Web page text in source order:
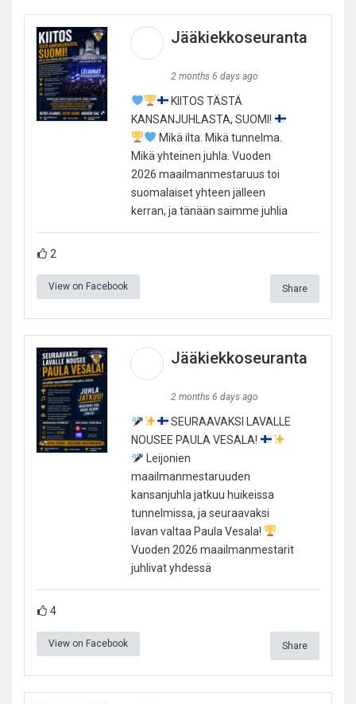
Jääkiekkoseuranta
2 months 6 days ago
KIITOS TÄSTÄ
KANSANJUHLASTA, SUOMI!
Mikä ilta. Mikä tunnelma.
Mikä yhteinen juhla. Vuoden
2026 maailmanmestaruus toi
suomalaiset yhteen jälleen
kerran, ja tänään saimme juhlia
2
View on Facebook Share
Jääkiekkoseuranta
2 months 6 days ago
SEURAAVAKSI LAVALLE
NOUSEE PAULA VESALA!
Leijonien
maailmanmestaruuden
kansanjuhla jatkuu huikeissa
tunnelmissa, ja seuraavaksi
lavan valtaa Paula Vesala!
Vuoden 2026 maailmanmestarit
juhlivat yhdessä
4
View on Facebook Share